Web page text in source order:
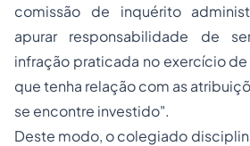
comissão de inquérito
apurar responsabilidade de
infração praticada no exercício
que tenha relação com as
se encontre investido".
Deste modo, o colegiado